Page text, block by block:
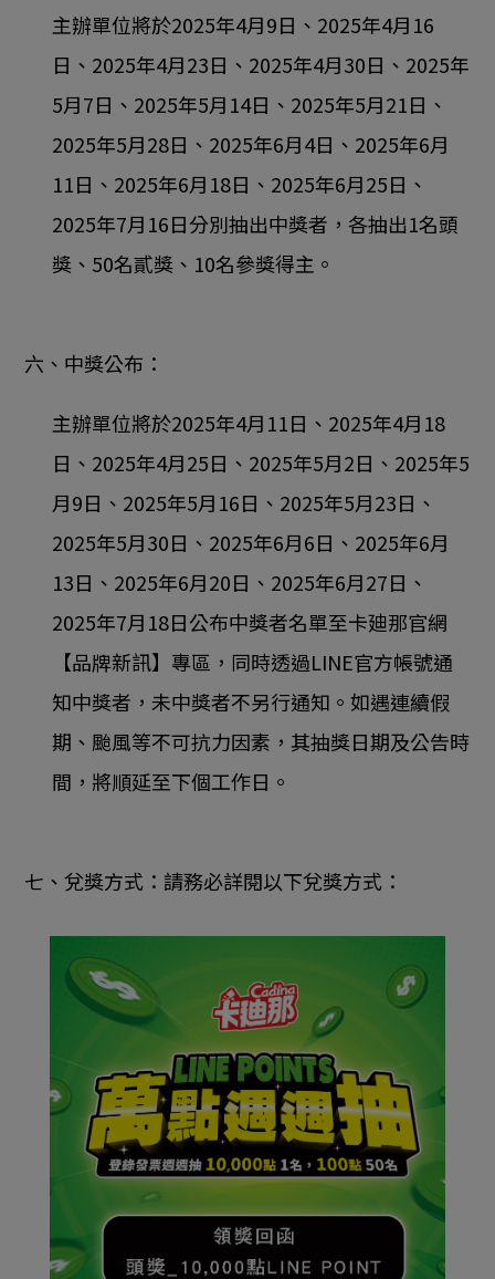
主辦單位將於2025年4月9日、2025年4月16
日、2025年4月23日、2025年4月30日、2025年
5月7日、2025年5月14日、2025年5月21日、
2025年5月28日、2025年6月4日、2025年6月
11日、2025年6月18日、2025年6月25日、
2025年7月16日分別抽出中獎者，各抽出1名頭
獎、50名貳獎、10名參獎得主。
六、中獎公布：
主辦單位將於2025年4月11日、2025年4月18
日、2025年4月25日、2025年5月2日、2025年5
月9日、2025年5月16日、2025年5月23日、
2025年5月30日、2025年6月6日、2025年6月
13日、2025年6月20日、2025年6月27日、
2025年7月18日公布中獎者名單至卡廸那官網
【品牌新訊】專區，同時透過LINE官方帳號通
知中獎者，未中獎者不另行通知。如遇連續假
期、颱風等不可抗力因素，其抽獎日期及公告時
間，將順延至下個工作日。
七、兌獎方式：請務必詳閱以下兌獎方式：